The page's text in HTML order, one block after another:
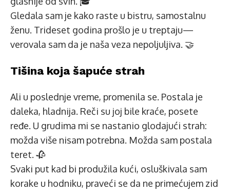
Gledala sam je kako raste u bistru, samostalnu
ženu. Trideset godina prošlo je u treptaju—
verovala sam da je naša veza nepoljuljiva. 🤝
Tišina koja šapuće strah
Ali u poslednje vreme, promenila se. Postala je
daleka, hladnija. Reči su joj bile kraće, posete
ređe. U grudima mi se nastanio glodajući strah:
možda više nisam potrebna. Možda sam postala
teret. 🥀
Svaki put kad bi produžila kući, osluškivala sam
korake u hodniku, praveći se da ne primećujem zid